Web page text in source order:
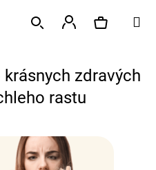
Hľadať
Nákupný
zdravých
rastu